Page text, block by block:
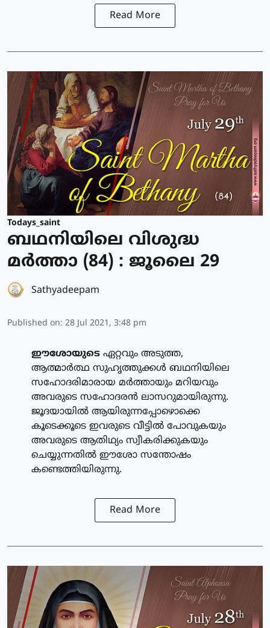
Read More
Todays_saint
ബഥനിയിലെ വിശുദ്ധ
മര്‍ത്താ (84) : ജൂലൈ 29
Sathyadeepam
Published on: 28 Jul 2021, 3:48 pm
ഈശോയുടെ ഏറ്റവും അടുത്ത,
ആത്മാര്‍ത്ഥ സുഹൃത്തുക്കള്‍ ബഥനിയിലെ
സഹോദരിമാരായ മര്‍ത്തായും മറിയവും
അവരുടെ സഹോദരന്‍ ലാസറുമായിരുന്നു.
ജൂദയായില്‍ ആയിരുന്നപ്പോഴൊക്കെ
കൂടെക്കൂടെ ഇവരുടെ വീട്ടില്‍ പോവുകയും
അവരുടെ ആതിഥ്യം സ്വീകരിക്കുകയും
ചെയ്യുന്നതില്‍ ഈശോ സന്തോഷം
കണ്ടെത്തിയിരുന്നു.
Read More